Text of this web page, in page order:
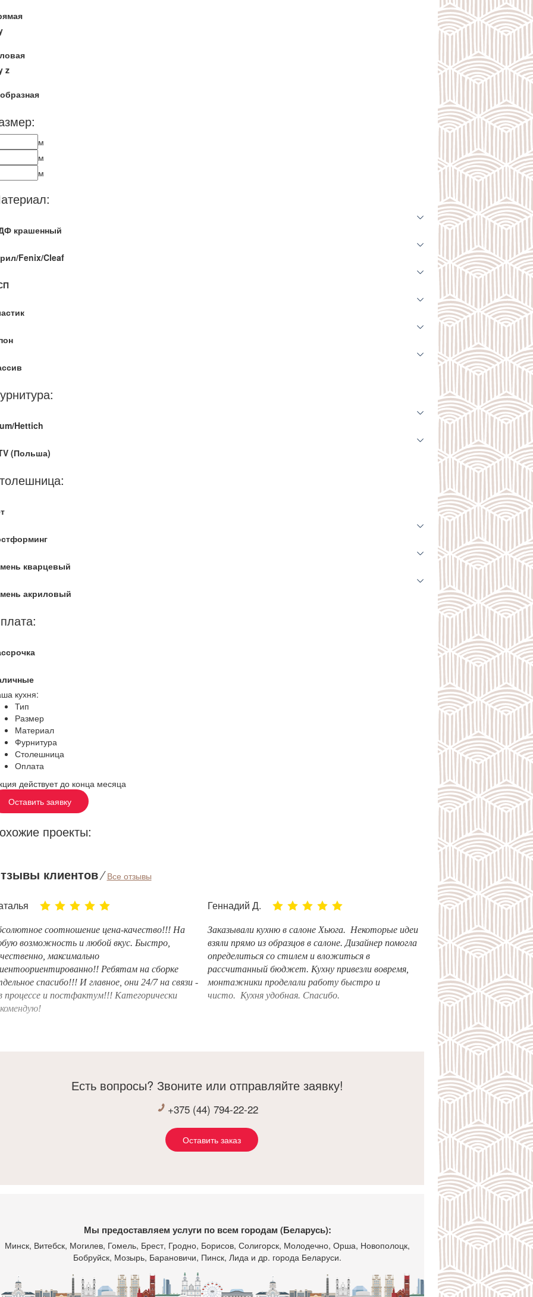
z
м
м
м
крашенный
Fenix/Cleaf
Hettich
(Польша)
кварцевый
акриловый
кухня:
Тип
Размер
Материал
Фурнитура
Столешница
Оплата
действует до конца месяца
Оставить заявку
проекты:
клиентов⁄Все отзывы
соотношение цена-качество!!! На
возможность и любой вкус. Быстро,
максимально
Ребятам на сборке
спасибо!!! И главное, они 24/7 на связи -
процессе и постфактум!!! Категорически
Геннадий Д.
Заказывали кухню в салоне Хьюга. Некоторые идеи
взяли прямо из образцов в салоне. Дизайнер помогла
определиться со стилем и вложиться в
рассчитанный бюджет. Кухну привезли вовремя,
монтажники проделали работу быстро и
чисто. Кухня удобная. Спасибо.
Есть вопросы? Звоните или отправляйте заявку!
+375 (44) 794-22-22
Оставить заказ
Мы предоставляем услуги по всем городам (Беларусь):
Минск, Витебск, Могилев, Гомель, Брест, Гродно, Борисов, Солигорск, Молодечно, Орша, Новополоцк,
Бобруйск, Мозырь, Барановичи, Пинск, Лида и др. города Беларуси.